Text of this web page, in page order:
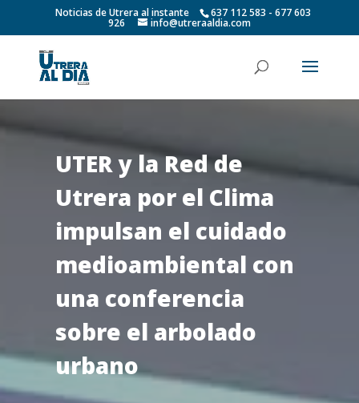
Noticias de Utrera al instante 637 112 583 - 677 603
926 info@utreraaldia.com
UTER y la Red de
Utrera por el Clima
impulsan el cuidado
medioambiental con
una conferencia
sobre el arbolado
urbano